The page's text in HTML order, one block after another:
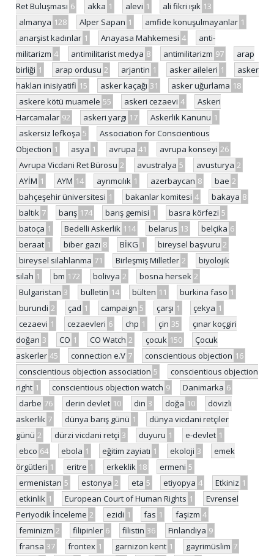
Ret Buluşması 6 akka 1 alevi 1 ali fikri ışık 13
almanya 128 Alper Sapan 1 amfide konuşulmayanlar 1
anarşist kadınlar 1 Anayasa Mahkemesi 4
anti-
militarizm 4 antimilitarist medya 8 antimilitarizm 97
arap
birliği 1 arap ordusu 2 arjantin 1 asker aileleri 1
asker
hakları inisiyatifi 15 asker kaçağı 31 asker uğurlama 18
askere kötü muamele 55 askeri cezaevi 4
Askeri
Harcamalar 92 askeri yargı 17 Askerlik Kanunu 1
askersiz lefkoşa 5
Association for Conscientious
Objection 1 asya 1 avrupa 41 avrupa konseyi 26
Avrupa Vicdani Ret Bürosu 2 avustralya 5 avusturya 2
AYİM 1 AYM 14 ayrımcılık 1 azerbaycan 8 bae 2
bahçeşehir üniversitesi 1 bakanlar komitesi 4 bakaya 8
baltık 7 barış 174 barış gemisi 1 basra körfezi 5
batoça 1 Bedelli Askerlik 114 belarus 13 belçika 6
beraat 1 biber gazı 8 BİKG 1 bireysel başvuru 2
bireysel silahlanma 71 Birleşmiş Milletler 2
biyolojik
silah 1 bm 172 bolivya 2 bosna hersek 2
Bulgaristan 3 bulletin 14 bülten 11 burkina faso 1
burundi 2 çad 1 campaign 5 çarşı 1 çekya 1
cezaevi 1 cezaevleri 6 chp 1 çin 35
çınar koçgiri
doğan 3 CO 1 CO Watch 2 çocuk 150
Çocuk
askerler 45 connection e.V 7 conscientious objection 16
conscientious objection association 5
conscientious objection
right 1 conscientious objection watch 9 Danimarka 6
darbe 76 derin devlet 10 din 3 doğa 10
dövizli
askerlik 7 dünya barış günü 1
dünya vicdani retçiler
günü 2 dürzi vicdani retçi 3 duyuru 1 e-devlet 1
ebco 64 ebola 1 eğitim zayiatı 1 ekoloji 3
emek
örgütleri 1 eritre 1 erkeklik 18 ermeni 5
ermenistan 5 estonya 2 eta 5 etiyopya 4 Etkiniz 1
etkinlik 1 European Court of Human Rights 1
Evrensel
Periyodik İnceleme 2 ezidi 1 fas 1 faşizm 4
feminizm 2 filipinler 6 filistin 36 Finlandiya 9
fransa 37 frontex 1 garnizon kent 1 gayrimüslim 7